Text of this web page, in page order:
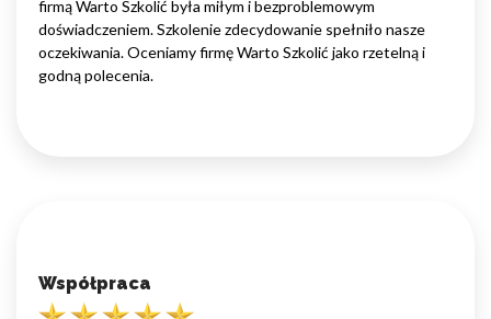
firmą Warto Szkolić była miłym i bezproblemowym
doświadczeniem. Szkolenie zdecydowanie spełniło nasze
oczekiwania. Oceniamy firmę Warto Szkolić jako rzetelną i
godną polecenia.
Współpraca